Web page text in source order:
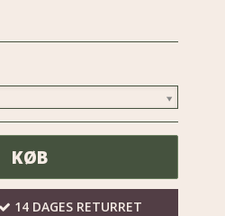
KØB
14 DAGES RETURRET